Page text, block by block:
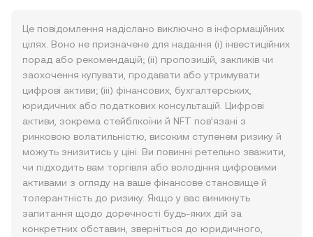
Це повідомлення надіслано виключно в інформаційних
цілях. Воно не призначене для надання (i) інвестиційних
порад або рекомендацій; (ii) пропозицій, закликів чи
заохочення купувати, продавати або утримувати
цифрові активи; (iii) фінансових, бухгалтерських,
юридичних або податкових консультацій. Цифрові
активи, зокрема стейблкоїни й NFT пов’язані з
ринковою волатильністю, високим ступенем ризику й
можуть знизитись у ціні. Ви повинні ретельно зважити,
чи підходить вам торгівля або володіння цифровими
активами з огляду на ваше фінансове становище й
толерантність до ризику. Якщо у вас виникнуть
запитання щодо доречності будь-яких дій за
конкретних обставин, зверніться до юридичного,